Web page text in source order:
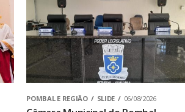
POMBAL E REGIÃO SLIDE 06/08/2026